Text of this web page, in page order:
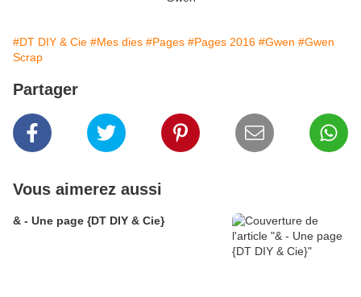
#DT DIY & Cie #Mes dies #Pages #Pages 2016 #Gwen #Gwen
Scrap
Partager
Vous aimerez aussi
& - Une page {DT DIY & Cie}